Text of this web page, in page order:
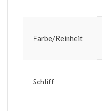
Farbe/Reinheit
Schliff